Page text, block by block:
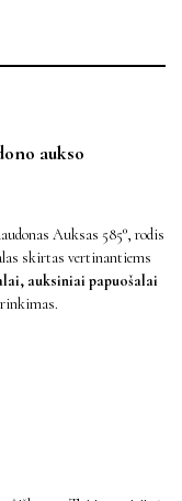
aukso
Auksas 585°, rodis
skirtas vertinantiems
auksiniai papuošalai